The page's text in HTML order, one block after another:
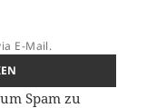
E-Mail.
Spam zu